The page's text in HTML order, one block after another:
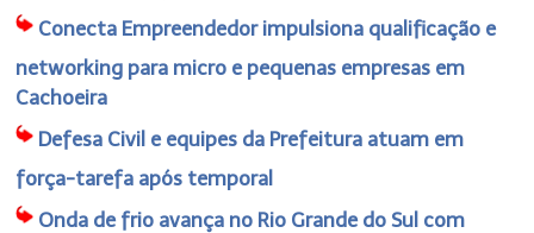
Conecta Empreendedor impulsiona qualificação e
networking para micro e pequenas empresas em
Cachoeira
Defesa Civil e equipes da Prefeitura atuam em
força-tarefa após temporal
Onda de frio avança no Rio Grande do Sul com